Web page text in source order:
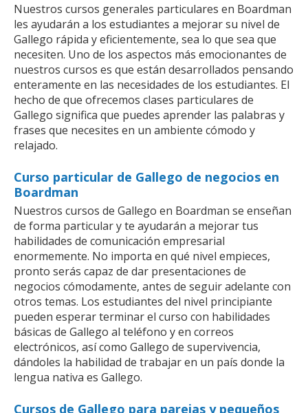
Nuestros cursos generales particulares en Boardman
les ayudarán a los estudiantes a mejorar su nivel de
Gallego rápida y eficientemente, sea lo que sea que
necesiten. Uno de los aspectos más emocionantes de
nuestros cursos es que están desarrollados pensando
enteramente en las necesidades de los estudiantes. El
hecho de que ofrecemos clases particulares de
Gallego significa que puedes aprender las palabras y
frases que necesites en un ambiente cómodo y
relajado.
Curso particular de Gallego de negocios en
Boardman
Nuestros cursos de Gallego en Boardman se enseñan
de forma particular y te ayudarán a mejorar tus
habilidades de comunicación empresarial
enormemente. No importa en qué nivel empieces,
pronto serás capaz de dar presentaciones de
negocios cómodamente, antes de seguir adelante con
otros temas. Los estudiantes del nivel principiante
pueden esperar terminar el curso con habilidades
básicas de Gallego al teléfono y en correos
electrónicos, así como Gallego de supervivencia,
dándoles la habilidad de trabajar en un país donde la
lengua nativa es Gallego.
Cursos de Gallego para parejas y pequeños